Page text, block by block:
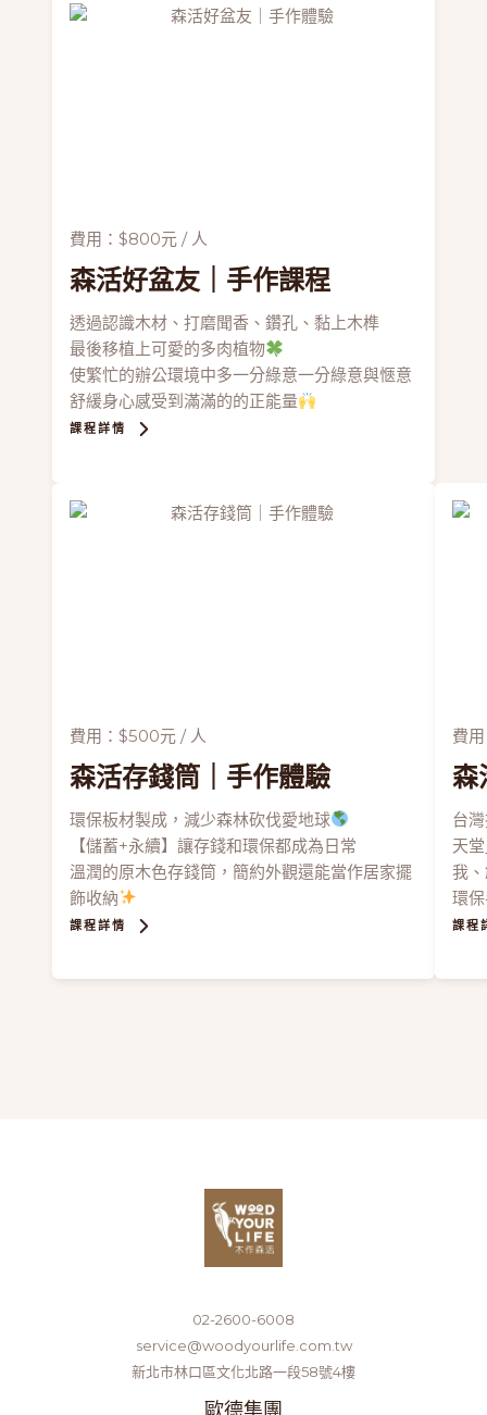
費用：$800元 / 人
森活好盆友 ｜手作課程
透過認識木材、打磨聞香、鑽孔、黏上木榫
最後移植上可愛的多肉植物
使繁忙的辦公環境中多一分綠意一分綠意與愜意
舒緩身心感受到滿滿的的正能量
課程詳情
費用：$500元 / 人
森活存錢筒 ｜手作體驗
環保板材製成，減少森林砍伐愛地球
【儲蓄+永續】讓存錢和環保都成為日常
溫潤的原木色存錢筒，簡約外觀還能當作居家擺
飾收納
課程詳情
費
森
台
天
我
環
課程
02-2600-6008
service@woodyourlife.com.tw
新北市林口區文化北路一段58號4樓